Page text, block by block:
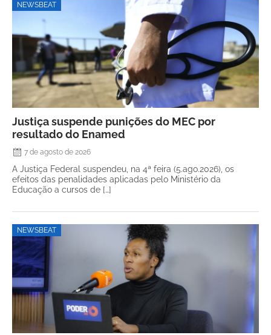
NEWSBEAT
Justiça suspende punições do MEC por
resultado do Enamed
7 de agosto de 2026
A Justiça Federal suspendeu, na 4ª feira (5.ago.2026), os
efeitos das penalidades aplicadas pelo Ministério da
Educação a cursos de […]
NEWSBEAT